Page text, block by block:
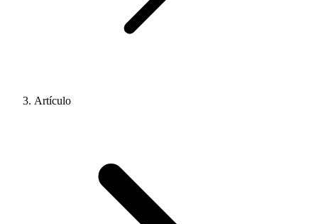
Artículo